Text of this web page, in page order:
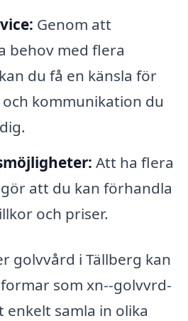
Genom att
behov med flera
du få en känsla för
kommunikation du
Att ha flera
att du kan förhandla
och priser.
golvvård i Tällberg kan
som xn--golvvrd-
samla in olika